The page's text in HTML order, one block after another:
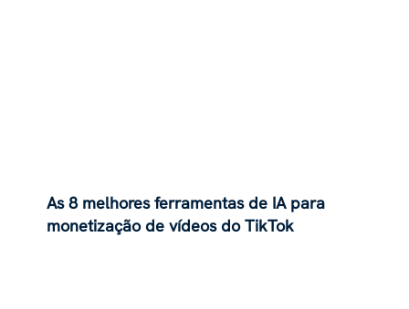
As 8 melhores ferramentas de IA para
monetização de vídeos do TikTok